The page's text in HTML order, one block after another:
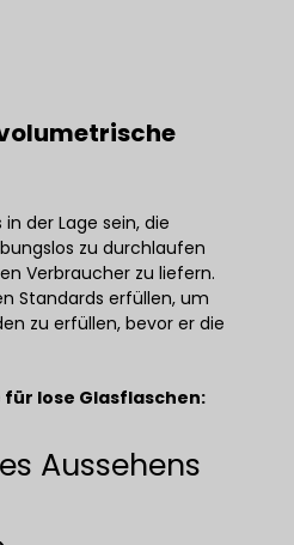
der Lage sein, die
zu durchlaufen
Verbraucher zu liefern.
Standards erfüllen, um
zu erfüllen, bevor er die
lose Glasflaschen:
Aussehens